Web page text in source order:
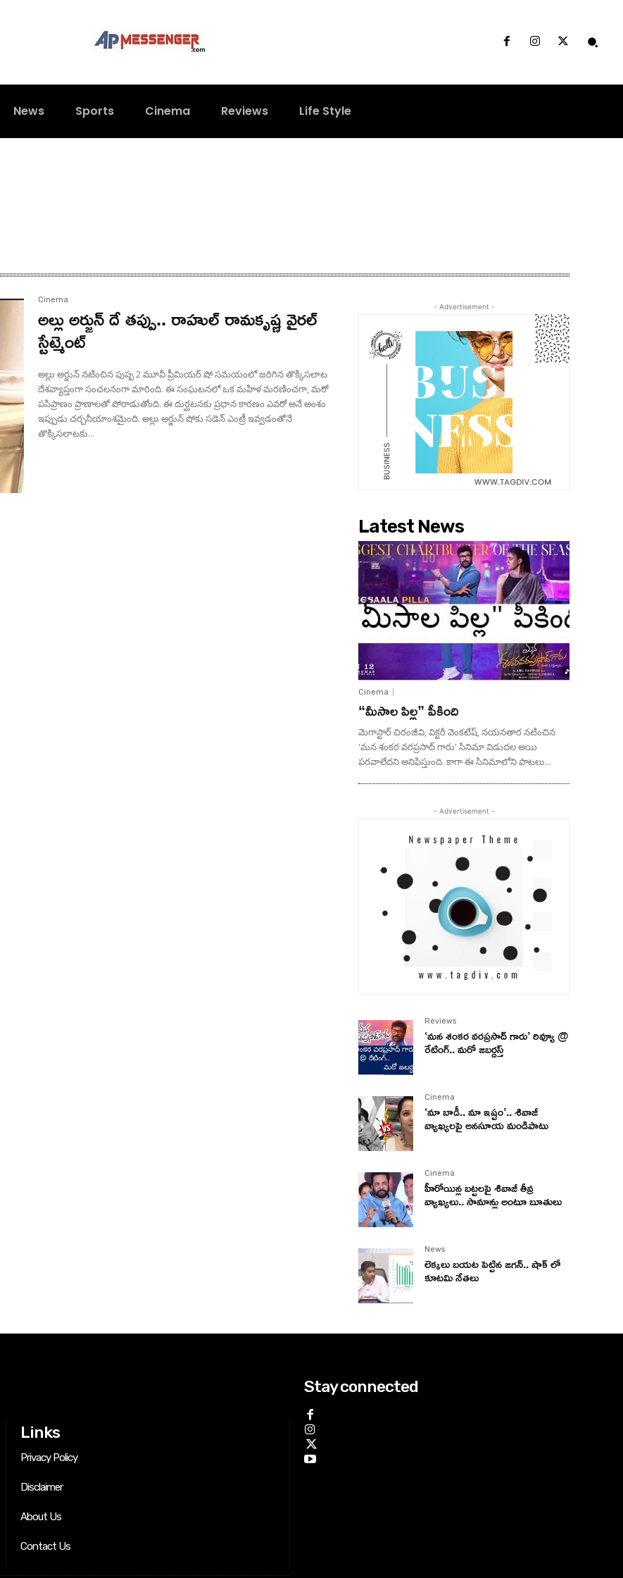
News Sports Cinema Reviews Life Style
Cinema
అల్లు అర్జున్ దే తప్పు.. రాహుల్ రామకృష్ణ వైరల్
స్టేట్మెంట్
అల్లు అర్జున్ నటించిన పుష్ప 2 మూవీ ప్రీమియర్ షో సమయంలో జరిగిన తొక్కిసలాట
దేశవ్యాప్తంగా సంచలనంగా మారింది. ఈ సంఘటనలో ఒక మహిళ మరణించగా, మరో
పసిప్రాణం ప్రాణాలతో పోరాడుతోంది. ఈ దుర్ఘటనకు ప్రధాన కారణం ఎవరో అనే అంశం
ఇప్పుడు చర్చనీయాంశమైంది. అల్లు అర్జున్ షోకు సడెన్ ఎంట్రీ ఇవ్వడంతోనే
తొక్కిసలాటకు...
- Advertisement -
Latest News
Cinema
“మీసాల పిల్ల” పీకింది
మెగాస్టార్ చిరంజీవి, విక్టరీ వెంకటేష్, నయనతార నటించిన
'మన శంకర వరప్రసాద్ గారు' సినిమా విడుదల అయి
పరవాలేదని అనిపిస్తుంది. కాగా ఈ సినిమాలోని పాటలు...
- Advertisement -
Reviews
‘మన శంకర వరప్రసాద్ గారు’ రివ్యూ @
రేటింగ్.. మరో జబర్దస్త్
Cinema
‘మా బాడీ.. మా ఇష్టం’.. శివాజీ
వ్యాఖ్యలపై అనసూయ మండిపాటు
Cinema
హీరోయిన్ల బట్టలపై శివాజీ తీవ్ర
వ్యాఖ్యలు.. సామాన్లు అంటూ బూతులు
News
లెక్కలు బయట పెట్టిన జగన్.. షాక్ లో
కూటమి నేతలు
Links
Privacy Policy
Disclaimer
About Us
Contact Us
Stay connected